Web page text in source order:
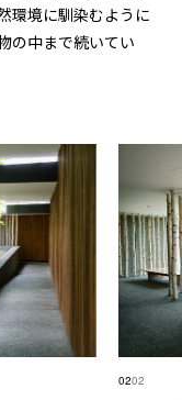
環境に馴染むように
の中まで続いてい
0202